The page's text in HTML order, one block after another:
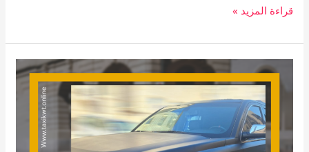
قراءة المزيد »
تاكسي
المهبولة